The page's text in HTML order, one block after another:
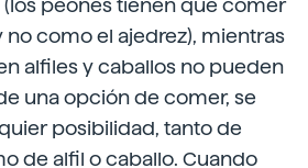
peones tienen que comer
no como el ajedrez), mientras
alfiles y caballos no pueden
una opción de comer, se
posibilidad, tanto de
de alfil o caballo. Cuando